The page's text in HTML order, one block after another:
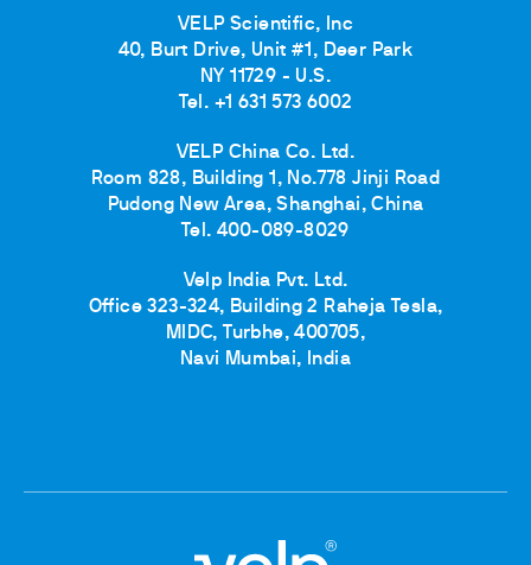
VELP Scientific, Inc
40, Burt Drive, Unit #1, Deer Park
NY 11729 - U.S.
Tel. +1 631 573 6002
VELP China Co. Ltd.
Room 828, Building 1, No.778 Jinji Road
Pudong New Area, Shanghai, China
Tel. 400-089-8029
Velp India Pvt. Ltd.
Office 323-324, Building 2 Raheja Tesla,
MIDC, Turbhe, 400705,
Navi Mumbai, India